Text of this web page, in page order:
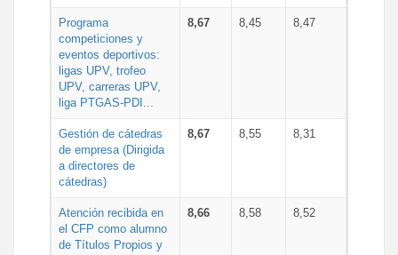
Programa
competiciones y
eventos deportivos:
ligas UPV, trofeo
UPV, carreras UPV,
liga PTGAS-PDI...
8,67 8,45 8,47
Gestión de cátedras
de empresa (Dirigida
a directores de
cátedras)
8,67 8,55 8,31
Atención recibida en
el CFP como alumno
de Títulos Propios y
8,66 8,58 8,52